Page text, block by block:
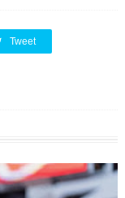
Tweet